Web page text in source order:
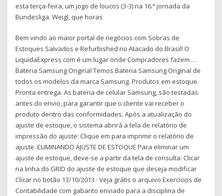
esta terça-feira, um jogo de loucos (3-3) na 16.ª jornada da
Bundesliga. Weigl, que horas
Bem vindo ao maior portal de negócios com Sobras de
Estoques Salvados e Refurbished no Atacado do Brasil! O
LiquidaExpress.com é um lugar onde Compradores fazem …
Bateria Samsung Original Temos Bateria Samsung Original de
todos os modelos da marca Samsung. Produtos em estoque.
Pronta entrega. As bateria de celular Samsung, são testadas
antes do envio, para garantir que o cliente vai receber o
produto dentro das conformidades. Após a atualização do
ajuste de estoque, o sistema abrirá a tela de relatório de
impressão do ajuste: Clique em para imprimir o relatório de
ajuste. ELIMINANDO AJUSTE DE ESTOQUE Para eliminar um
ajuste de estoque, deve-se a partir da tela de consulta: Clicar
na linha do GRID do ajuste de estoque que deseja modificar
Clicar no botão 13/10/2013 · Veja grátis o arquivo Exercicios de
Contabilidade com gabarito enviado para a disciplina de